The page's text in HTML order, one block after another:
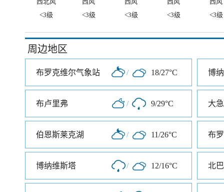
<3级
<3级 <3级 <3级 <3级
周边地区
布罗克维尔气象站 / 18/27°C 博
布卢里弗 / 9/29°C 大
伯恩斯莱克湖 / 11/26°C 布
博纳维斯塔 / 12/16°C 北